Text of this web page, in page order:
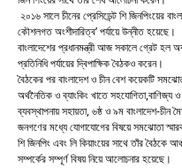
২০১৬ সালে চীনের প্রেসিডেন্ট শি জিনপিংয়ের
কৌশলগত অংশীদারিত্ব’ পর্যায়ে উন্নীত হয়েছে।
বাংলাদেশের প্রধানমন্ত্রী আজ সকালে গ্রেট হল
প্রতিনিধি পর্যায়ের দ্বিপাক্ষিক বৈঠকও করেন।
বৈঠকের পর বাংলাদেশ ও চীন বেশ কয়েকটি
অর্থনৈতিক ও ব্যাংকিং খাতে সহযোগিতা,বাণিজ্য
ব্যবস্থাপনায় সহায়তা, ৬ষ্ঠ ও ৯ম বাংলাদেশ-চীন
জনগণের মধ্যে যোগাযোগের বিষয়ে সমঝোতা
শি জিনপিং এবং লি কিয়াংয়ের সাথে তাঁর বৈঠকে
সম্পর্কের সম্পূর্ণ বিষয় নিয়ে আলোচনার হয়েছে।